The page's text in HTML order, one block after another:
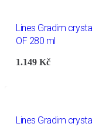
Lines Gradim
OF 280 ml
1.149Kč
Lines Gradim